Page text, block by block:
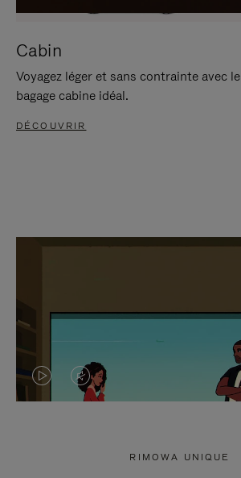
Cabin
Voyagez léger et sans contrainte avec le
bagage cabine idéal.
DÉCOUVRIR
LA LE
RIMOWA UNIQUE